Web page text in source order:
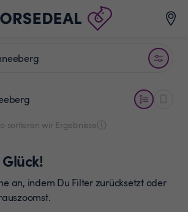
sortieren wir Ergebnisse
an, indem Du Filter zurücksetzt oder